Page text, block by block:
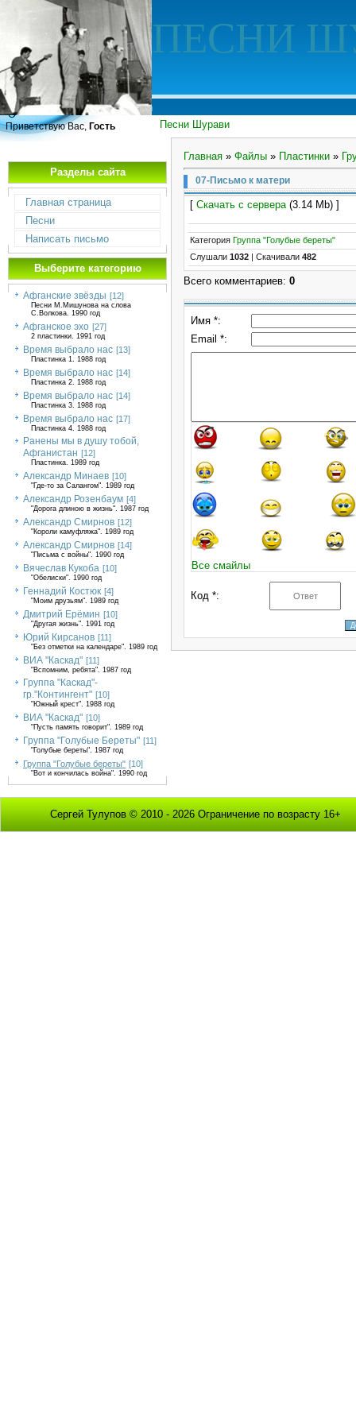
ПЕСНИ
Песни Шурави
Приветствую Вас, Гость
Разделы сайта
Главная страница
Песни
Написать письмо
Выберите категорию
Афганские звёзды [12]
Песни М.Мишунова на слова
С.Волкова. 1990 год
Афганское эхо [27]
2 пластинки. 1991 год
Время выбрало нас [13]
Пластинка 1. 1988 год
Время выбрало нас [14]
Пластинка 2. 1988 год
Время выбрало нас [14]
Пластинка 3. 1988 год
Время выбрало нас [17]
Пластинка 4. 1988 год
Ранены мы в душу тобой,
Афганистан [12]
Пластинка. 1989 год
Александр Минаев [10]
"Где-то за Салангом". 1989 год
Александр Розенбаум [4]
"Дорога длиною в жизнь". 1987 год
Александр Смирнов [12]
"Короли камуфляжа". 1989 год
Александр Смирнов [14]
"Письма с войны". 1990 год
Вячеслав Кукоба [10]
"Обелиски". 1990 год
Геннадий Костюк [4]
"Моим друзьям". 1989 год
Дмитрий Ерёмин [10]
"Другая жизнь". 1991 год
Юрий Кирсанов [11]
"Без отметки на календаре". 1989 год
ВИА "Каскад" [11]
"Вспомним, ребята". 1987 год
Группа "Каскад"-
гр."Контингент" [10]
"Южный крест". 1988 год
ВИА "Каскад" [10]
"Пусть память говорит". 1989 год
Группа "Голубые Береты" [11]
"Голубые береты". 1987 год
Группа "Голубые береты" [10]
"Вот и кончилась война". 1990 год
Главная » Файлы » Пластинки »
07-Письмо к матери
[ Скачать с сервера(3.14 Mb) ]
Категория Группа "Голубые береты"
Слушали 1032 Скачивали 482
Всего комментариев: 0
Имя *:
Email *:
Все смайлы
Код *:
Сергей Тулупов © 2010 - 2026 Ограничение по возрасту 16+